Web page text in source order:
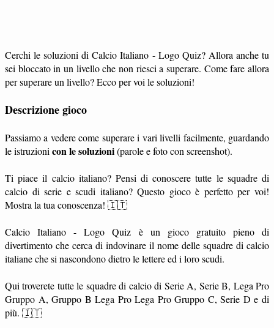
Cerchi le soluzioni di Calcio Italiano - Logo Quiz? Allora anche tu
sei bloccato in un livello che non riesci a superare. Come fare allora
per superare un livello? Ecco per voi le soluzioni!
Descrizione gioco
Passiamo a vedere come superare i vari livelli facilmente, guardando
le istruzioni con le soluzioni(parole e foto con screenshot).
Ti piace il calcio italiano? Pensi di conoscere tutte le squadre di
calcio di serie e scudi italiano? Questo gioco è perfetto per voi!
Mostra la tua conoscenza! 🇮🇹
Calcio Italiano - Logo Quiz è un gioco gratuito pieno di
divertimento che cerca di indovinare il nome delle squadre di calcio
italiane che si nascondono dietro le lettere ed i loro scudi.
Qui troverete tutte le squadre di calcio di Serie A, Serie B, Lega Pro
Gruppo A, Gruppo B Lega Pro Lega Pro Gruppo C, Serie D e di
più. 🇮🇹